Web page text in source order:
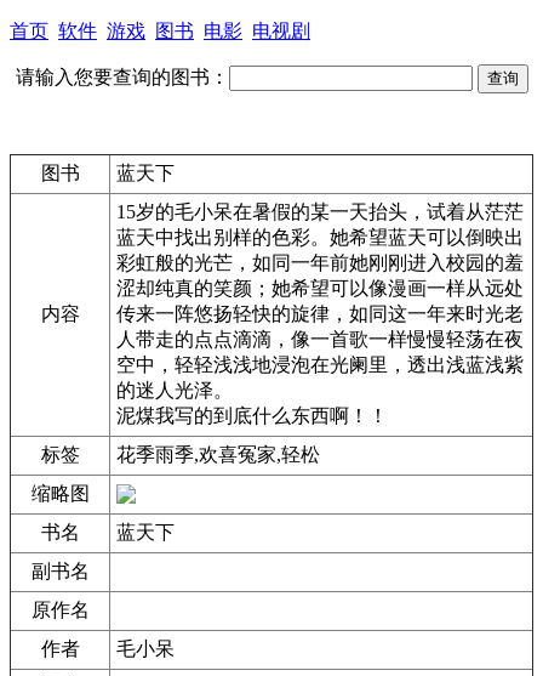
首页 软件 游戏 图书 电影 电视剧
请输入您要查询的图书：
图书 蓝天下
内容
15岁的毛小呆在暑假的某一天抬头，试着从茫茫
蓝天中找出别样的色彩。她希望蓝天可以倒映出
彩虹般的光芒，如同一年前她刚刚进入校园的羞
涩却纯真的笑颜；她希望可以像漫画一样从远处
传来一阵悠扬轻快的旋律，如同这一年来时光老
人带走的点点滴滴，像一首歌一样慢慢轻荡在夜
空中，轻轻浅浅地浸泡在光阑里，透出浅蓝浅紫
的迷人光泽。
泥煤我写的到底什么东西啊！！
标签
花季雨季,欢喜冤家,轻松
缩略图
书名
蓝天下
副书名
原作名
作者
毛小呆